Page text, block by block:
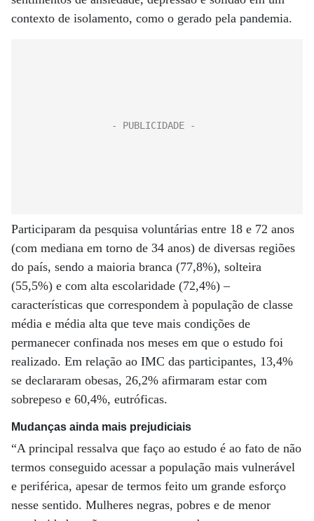
contexto de isolamento, como o gerado pela pandemia.
Participaram da pesquisa voluntárias entre 18 e 72 anos
(com mediana em torno de 34 anos) de diversas regiões
do país, sendo a maioria branca (77,8%), solteira
(55,5%) e com alta escolaridade (72,4%) –
características que correspondem à população de classe
média e média alta que teve mais condições de
permanecer confinada nos meses em que o estudo foi
realizado. Em relação ao IMC das participantes, 13,4%
se declararam obesas, 26,2% afirmaram estar com
sobrepeso e 60,4%, eutróficas.
Mudanças ainda mais prejudiciais
“A principal ressalva que faço ao estudo é ao fato de não
termos conseguido acessar a população mais vulnerável
e periférica, apesar de termos feito um grande esforço
nesse sentido. Mulheres negras, pobres e de menor